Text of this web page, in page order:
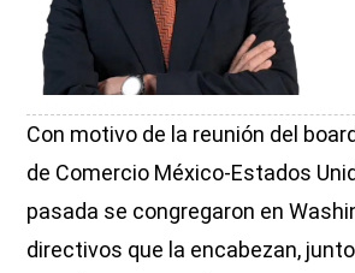
Con motivo de la reunión del
de Comercio México-Estados
pasada se congregaron en
directivos que la encabezan,